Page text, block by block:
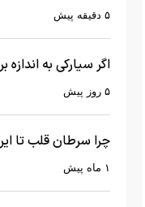
۵ دقیقه پیش
اگر سیارکی به اندازه
سقوط کند، چه اتفاقی
۵ روز پیش
چرا سرطان قلب تا
ماجرای معامله۱ ماه پیش